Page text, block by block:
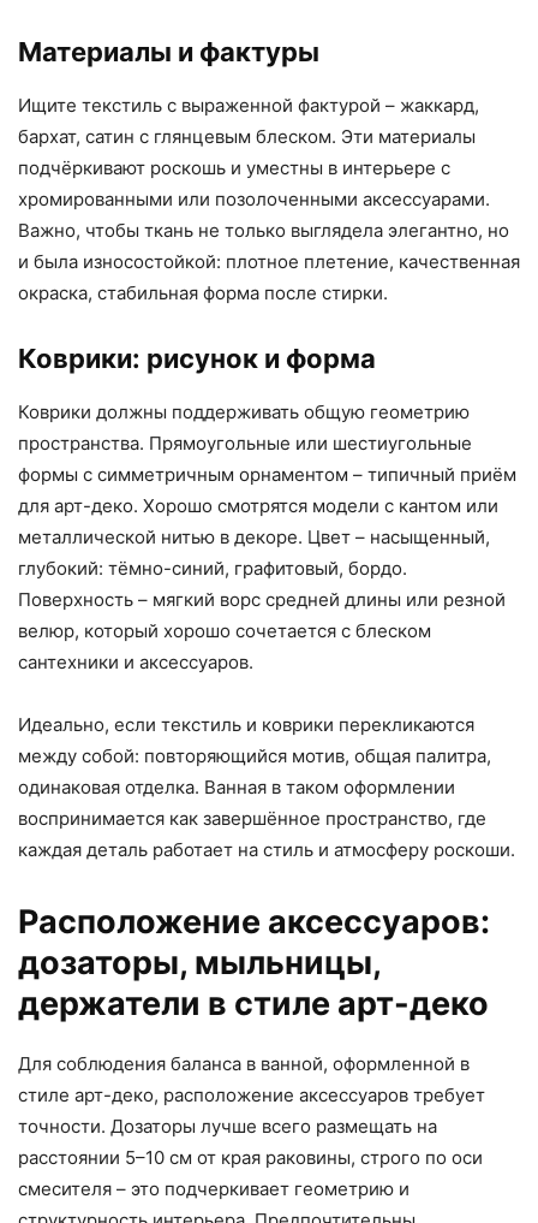
Материалы и фактуры
Ищите текстиль с выраженной фактурой – жаккард,
бархат, сатин с глянцевым блеском. Эти материалы
подчёркивают роскошь и уместны в интерьере с
хромированными или позолоченными аксессуарами.
Важно, чтобы ткань не только выглядела элегантно, но
и была износостойкой: плотное плетение, качественная
окраска, стабильная форма после стирки.
Коврики: рисунок и форма
Коврики должны поддерживать общую геометрию
пространства. Прямоугольные или шестиугольные
формы с симметричным орнаментом – типичный приём
для арт-деко. Хорошо смотрятся модели с кантом или
металлической нитью в декоре. Цвет – насыщенный,
глубокий: тёмно-синий, графитовый, бордо.
Поверхность – мягкий ворс средней длины или резной
велюр, который хорошо сочетается с блеском
сантехники и аксессуаров.
Идеально, если текстиль и коврики перекликаются
между собой: повторяющийся мотив, общая палитра,
одинаковая отделка. Ванная в таком оформлении
воспринимается как завершённое пространство, где
каждая деталь работает на стиль и атмосферу роскоши.
Расположение аксессуаров:
дозаторы, мыльницы,
держатели в стиле арт-деко
Для соблюдения баланса в ванной, оформленной в
стиле арт-деко, расположение аксессуаров требует
точности. Дозаторы лучше всего размещать на
расстоянии 5–10 см от края раковины, строго по оси
смесителя – это подчеркивает геометрию и